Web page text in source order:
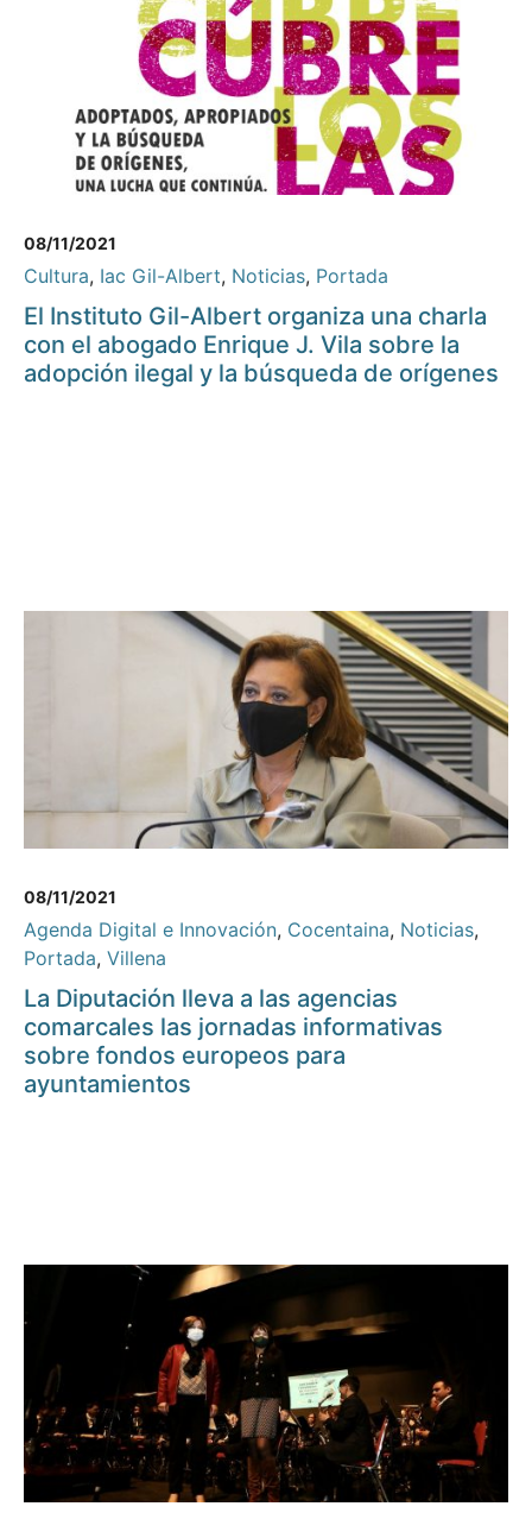
08/11/2021
Cultura, Iac Gil-Albert, Noticias, Portada
El Instituto Gil-Albert organiza una charla
con el abogado Enrique J. Vila sobre la
adopción ilegal y la búsqueda de orígenes
08/11/2021
Agenda Digital e Innovación, Cocentaina, Noticias,
Portada, Villena
La Diputación lleva a las agencias
comarcales las jornadas informativas
sobre fondos europeos para
ayuntamientos